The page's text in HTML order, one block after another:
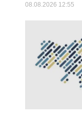
08.08.2026 12:55